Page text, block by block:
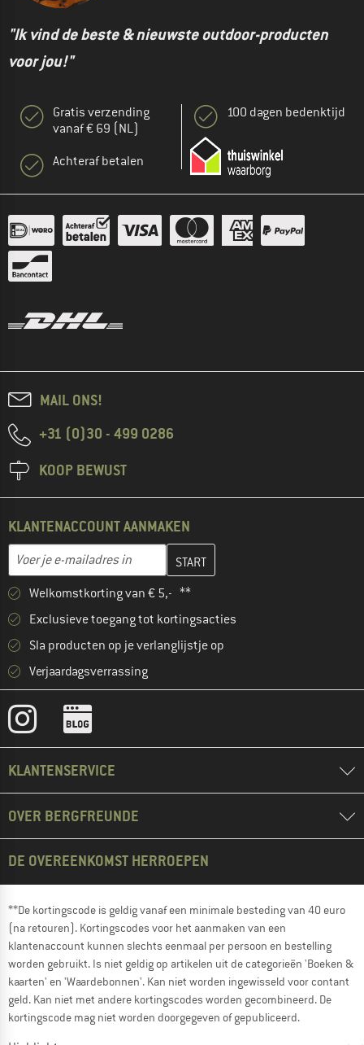
"Ik vind de beste & nieuwste outdoor-producten
voor jou!"
Gratis verzending
vanaf € 69 (NL)
Achteraf betalen
100 dagen bedenktijd
MAIL ONS!
+31 (0)30 - 499 0286
KOOP BEWUST
KLANTENACCOUNT AANMAKEN
E-mailadres
Vul je e-mailadres hier in en maak in de volgende stap je
Welkomstkorting van € 5,- **
Exclusieve toegang tot kortingsacties
Sla producten op je verlanglijstje op
Verjaardagsverrassing
KLANTENSERVICE
OVER BERGFREUNDE
DE OVEREENKOMST HERROEPEN
**De kortingscode is geldig vanaf een minimale besteding van 40 euro
(na retouren). Kortingscodes voor het aanmaken van een
klantenaccount kunnen slechts eenmaal per persoon en bestelling
worden gebruikt. Is niet geldig op artikelen uit de categorieën 'Boeken &
kaarten' en 'Waardebonnen'. Kan niet worden ingewisseld voor contant
geld. Kan niet met andere kortingscodes worden gecombineerd. De
kortingscode mag niet worden doorgegeven of gepubliceerd.